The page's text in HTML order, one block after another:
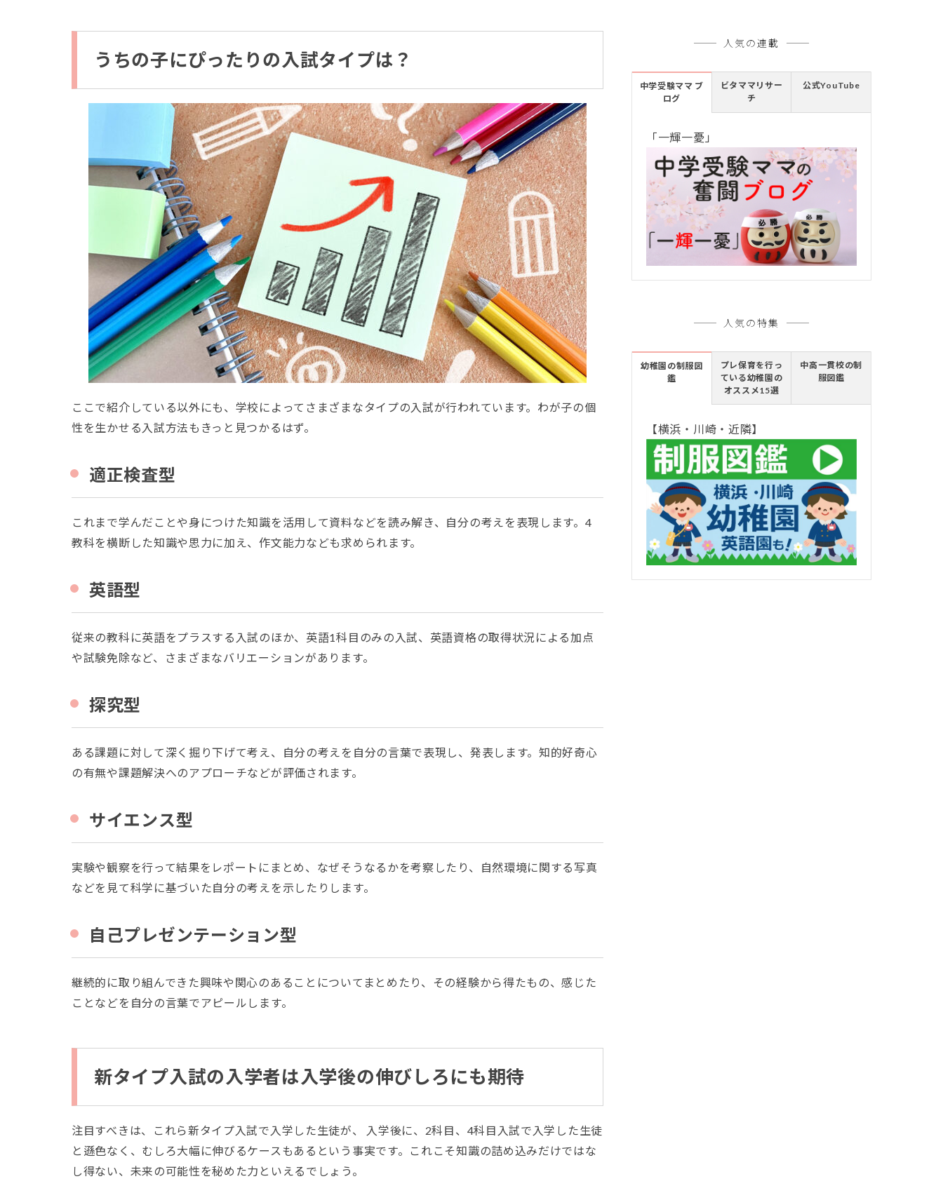
うちの子にぴったりの入試タイプは？
ここで紹介している以外にも、学校によってさまざまなタイプの入試が行われています。わが子の個
性を生かせる入試方法もきっと見つかるはず。
適正検査型
これまで学んだことや身につけた知識を活用して資料などを読み解き、自分の考えを表現します。4
教科を横断した知識や思力に加え、作文能力なども求められます。
英語型
従来の教科に英語をプラスする入試のほか、英語1科目のみの入試、英語資格の取得状況による加点
や試験免除など、さまざまなバリエーションがあります。
探究型
ある課題に対して深く掘り下げて考え、自分の考えを自分の言葉で表現し、発表します。知的好奇心
の有無や課題解決へのアプローチなどが評価されます。
サイエンス型
実験や観察を行って結果をレポートにまとめ、なぜそうなるかを考察したり、自然環境に関する写真
などを見て科学に基づいた自分の考えを示したりします。
自己プレゼンテーション型
継続的に取り組んできた興味や関心のあることについてまとめたり、その経験から得たもの、感じた
ことなどを自分の言葉でアピールします。
新タイプ入試の入学者は入学後の伸びしろにも期待
注目すべきは、これら新タイプ入試で入学した生徒が、 入学後に、2科目、4科目入試で入学した生徒
と遜色なく、むしろ大幅に伸びるケースもあるという事実です。これこそ知識の詰め込みだけではな
し得ない、未来の可能性を秘めた力といえるでしょう。
人気の連載
中学受験ママ ブ
ログ
ビタママリサー
チ
公式YouTube
「一輝一憂」
人気の特集
幼稚園の制服図
鑑
プレ保育を行っ
ている幼稚園の
オススメ15選
中高一貫校の制
服図鑑
【横浜・川崎・近隣】